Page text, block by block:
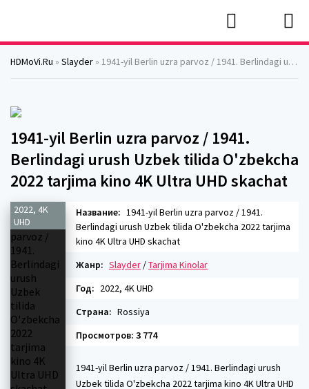
HDMoVi.Ru » Slayder » 1941-yil Berlin uzra parvoz / 1941. Berlindagi urush Uzbek tilida O'zbekcha 2022 tarjima kino 4K Ultra UHD skachat
1941-yil Berlin uzra parvoz / 1941.
Berlindagi urush Uzbek tilida O'zbekcha
2022 tarjima kino 4K Ultra UHD skachat
2022, 4K
UHD
Название: 1941-yil Berlin uzra parvoz / 1941.
Berlindagi urush Uzbek tilida O'zbekcha 2022 tarjima
kino 4K Ultra UHD skachat
Жанр: Slayder /Tarjima Kinolar
Год: 2022, 4K UHD
Страна: Rossiya
Просмотров: 3 774
1941-yil Berlin uzra parvoz / 1941. Berlindagi urush
Uzbek tilida O'zbekcha 2022 tarjima kino 4K Ultra UHD